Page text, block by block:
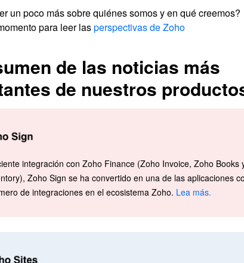
un poco más sobre quiénes somos y en qué creemos?
para leer lasperspectivas de Zoho
de las noticias más
de nuestros
integración con Zoho Finance (Zoho Invoice, Zoho Books
Zoho Sign se ha convertido en una de las aplicaciones
de integraciones en el ecosistema Zoho. Lea más.